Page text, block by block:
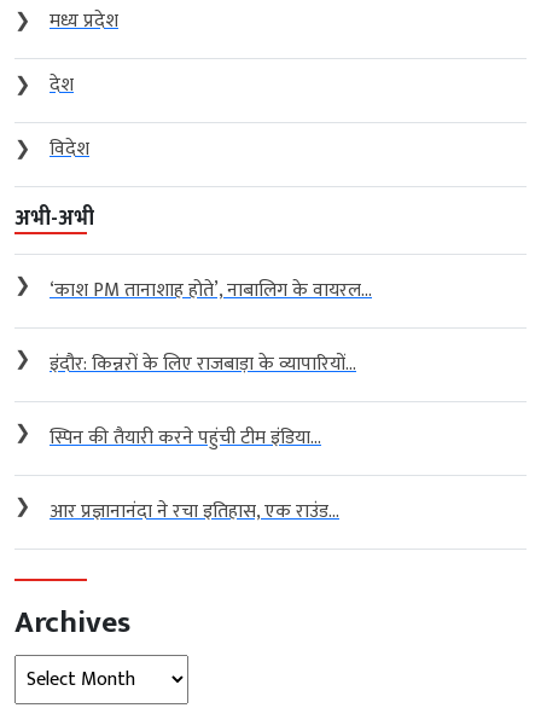
❯
मध्य प्रदेश
❯
देश
❯
विदेश
अभी-अभी
❯ ‘काश PM तानाशाह होते’, नाबालिग के वायरल...
❯ इंदौर: किन्नरों के लिए राजबाड़ा के व्यापारियों...
❯ स्पिन की तैयारी करने पहुंची टीम इंडिया...
❯ आर प्रज्ञानानंदा ने रचा इतिहास, एक राउंड...
Archives
Archives